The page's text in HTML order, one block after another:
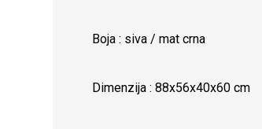
Boja : siva / mat crna
Dimenzija : 88x56x40x60 cm